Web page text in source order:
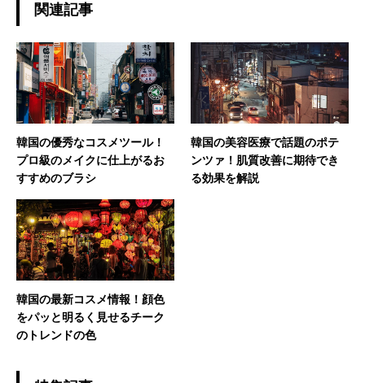
関連記事
韓国の優秀なコスメツール！
プロ級のメイクに仕上がるお
すすめのブラシ
韓国の美容医療で話題のポテ
ンツァ！肌質改善に期待でき
る効果を解説
韓国の最新コスメ情報！顔色
をパッと明るく見せるチーク
のトレンドの色